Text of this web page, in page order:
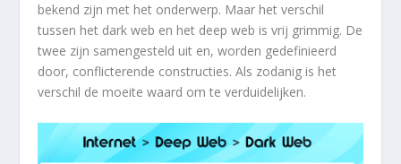
bekend zijn met het onderwerp. Maar het verschil
tussen het dark web en het deep web is vrij grimmig. De
twee zijn samengesteld uit en, worden gedefinieerd
door, conflicterende constructies. Als zodanig is het
verschil de moeite waard om te verduidelijken.